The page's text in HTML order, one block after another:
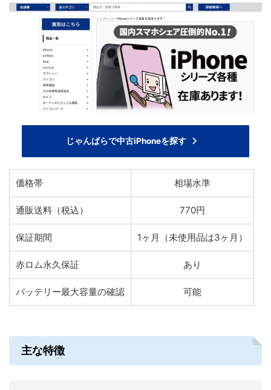
じゃんぱらで中古iPhoneを探す
価格帯 相場水準
通販送料（税込） 770円
保証期間 1ヶ月（未使用品は3ヶ月）
赤ロム永久保証 あり
バッテリー最大容量の確認 可能
主な特徴